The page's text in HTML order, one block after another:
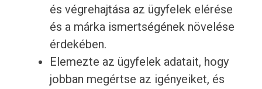
és végrehajtása az ügyfelek elérése
és a márka ismertségének növelése
érdekében.
Elemezte az ügyfelek adatait, hogy
jobban megértse az igényeiket, és